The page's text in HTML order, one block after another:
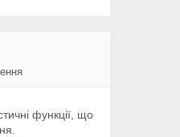
функції, що